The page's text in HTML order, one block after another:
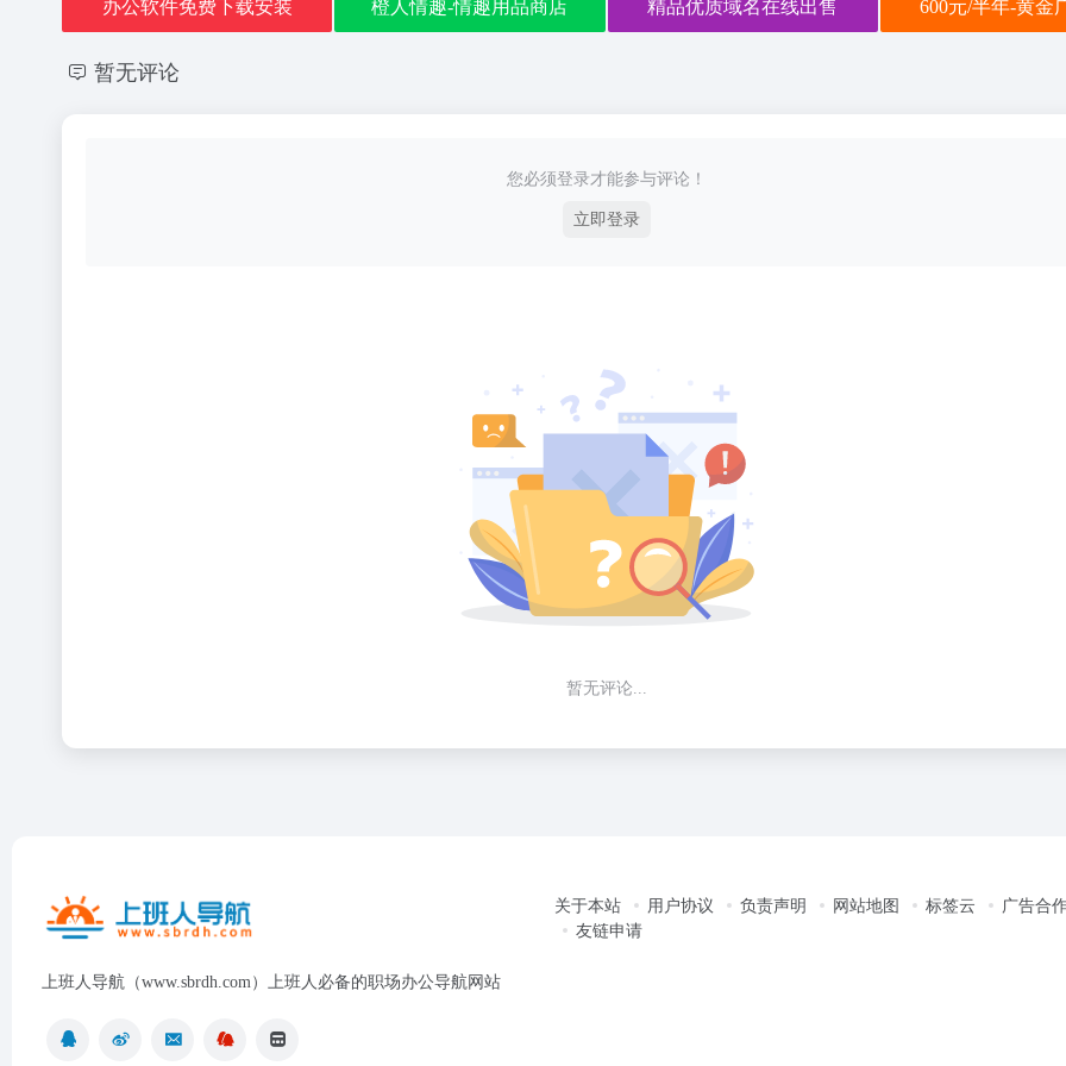
办公软件免费下载安装 橙人情趣-情趣用品商店 精品优质域名在线出售 600元/半年-黄金
暂无评论
您必须登录才能参与评论！
立即登录
暂无评论...
上班人导航（www.sbrdh.com）上班人必备的职场办公导航网站
关于本站 用户协议 负责声明 网站地图 标签云
广告合
友链申请